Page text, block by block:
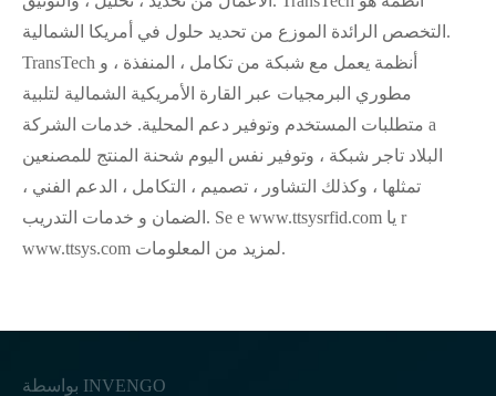
التخصص الرائدة الموزع من تحديد حلول في أمريكا الشمالية.
TransTech أنظمة يعمل مع شبكة من تكامل ، المنفذة ، و
مطوري البرمجيات عبر القارة الأمريكية الشمالية لتلبية
متطلبات المستخدم وتوفير دعم المحلية. خدمات الشركة a
البلاد تاجر شبكة ، وتوفير نفس اليوم شحنة المنتج للمصنعين
تمثلها ، وكذلك التشاور ، تصميم ، التكامل ، الدعم الفني ،
الضمان و خدمات التدريب. Se e www.ttsysrfid.com يا r
www.ttsys.com لمزيد من المعلومات.
بواسطة INVENGO